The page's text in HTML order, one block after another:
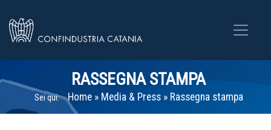
RASSEGNA STAMPA
Sei qui: Home» Media & Press» Rassegna stampa